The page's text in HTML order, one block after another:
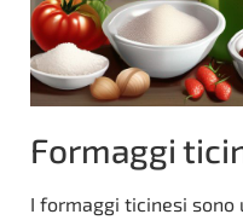
Formaggi
I formaggi ticinesi